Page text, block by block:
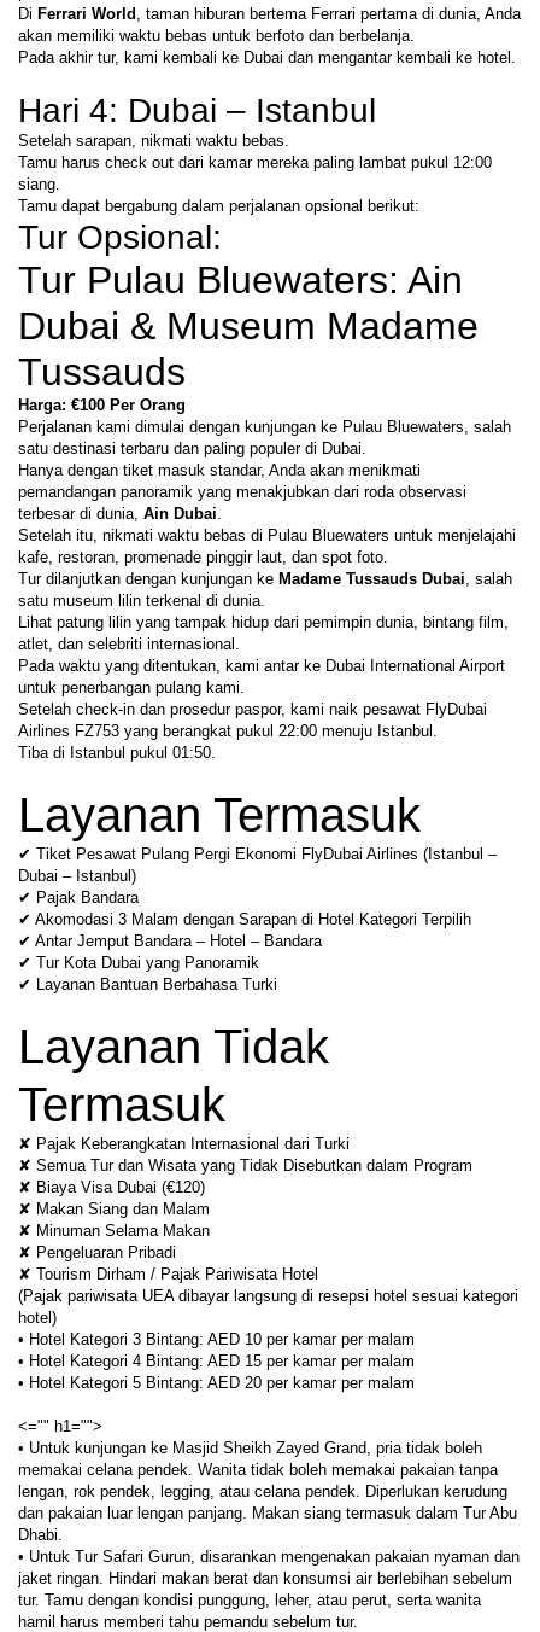
Di Ferrari World , taman hiburan bertema Ferrari pertama di dunia, Anda
akan memiliki waktu bebas untuk berfoto dan berbelanja.
Pada akhir tur, kami kembali ke Dubai dan mengantar kembali ke hotel.
Hari 4: Dubai – Istanbul
Setelah sarapan, nikmati waktu bebas.
Tamu harus check out dari kamar mereka paling lambat pukul 12:00
siang.
Tamu dapat bergabung dalam perjalanan opsional berikut:
Tur Opsional:
Tur Pulau Bluewaters: Ain
Dubai & Museum Madame
Tussauds
Harga: €100 Per Orang
Perjalanan kami dimulai dengan kunjungan ke Pulau Bluewaters, salah
satu destinasi terbaru dan paling populer di Dubai.
Hanya dengan tiket masuk standar, Anda akan menikmati
pemandangan panoramik yang menakjubkan dari roda observasi
terbesar di dunia, Ain Dubai.
Setelah itu, nikmati waktu bebas di Pulau Bluewaters untuk menjelajahi
kafe, restoran, promenade pinggir laut, dan spot foto.
Tur dilanjutkan dengan kunjungan ke Madame Tussauds Dubai, salah
satu museum lilin terkenal di dunia.
Lihat patung lilin yang tampak hidup dari pemimpin dunia, bintang film,
atlet, dan selebriti internasional.
Pada waktu yang ditentukan, kami antar ke Dubai International Airport
untuk penerbangan pulang kami.
Setelah check-in dan prosedur paspor, kami naik pesawat FlyDubai
Airlines FZ753 yang berangkat pukul 22:00 menuju Istanbul.
Tiba di Istanbul pukul 01:50.
Layanan Termasuk
✔ Tiket Pesawat Pulang Pergi Ekonomi FlyDubai Airlines (Istanbul –
Dubai – Istanbul)
✔ Pajak Bandara
✔ Akomodasi 3 Malam dengan Sarapan di Hotel Kategori Terpilih
✔ Antar Jemput Bandara – Hotel – Bandara
✔ Tur Kota Dubai yang Panoramik
✔ Layanan Bantuan Berbahasa Turki
Layanan Tidak
Termasuk
✘ Pajak Keberangkatan Internasional dari Turki
✘ Semua Tur dan Wisata yang Tidak Disebutkan dalam Program
✘ Biaya Visa Dubai (€120)
✘ Makan Siang dan Malam
✘ Minuman Selama Makan
✘ Pengeluaran Pribadi
✘ Tourism Dirham / Pajak Pariwisata Hotel
(Pajak pariwisata UEA dibayar langsung di resepsi hotel sesuai kategori
hotel)
• Hotel Kategori 3 Bintang: AED 10 per kamar per malam
• Hotel Kategori 4 Bintang: AED 15 per kamar per malam
• Hotel Kategori 5 Bintang: AED 20 per kamar per malam
<="" h1="">
• Untuk kunjungan ke Masjid Sheikh Zayed Grand, pria tidak boleh
memakai celana pendek. Wanita tidak boleh memakai pakaian tanpa
lengan, rok pendek, legging, atau celana pendek. Diperlukan kerudung
dan pakaian luar lengan panjang. Makan siang termasuk dalam Tur Abu
Dhabi.
• Untuk Tur Safari Gurun, disarankan mengenakan pakaian nyaman dan
jaket ringan. Hindari makan berat dan konsumsi air berlebihan sebelum
tur. Tamu dengan kondisi punggung, leher, atau perut, serta wanita
hamil harus memberi tahu pemandu sebelum tur.